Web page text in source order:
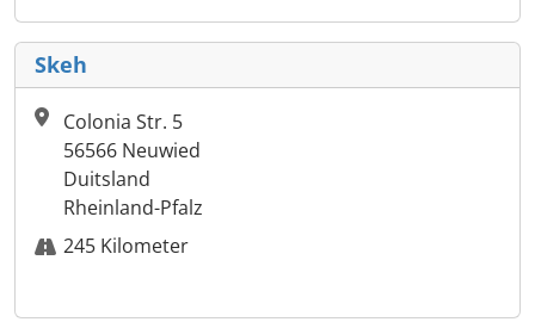
Skeh
Colonia Str. 5
56566 Neuwied
Duitsland
Rheinland-Pfalz
245 Kilometer